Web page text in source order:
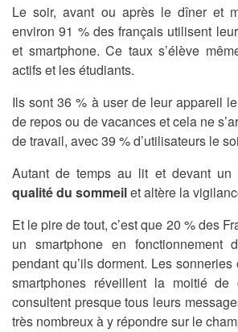
Le soir, avant ou après le dîner et
environ 91 % des français utilisent
et smartphone. Ce taux s’élève
actifs et les étudiants.
Ils sont 36 % à user de leur appareil
de repos ou de vacances et cela ne
de travail, avec 39 % d’utilisateurs le
Autant de temps au lit et devant un
qualité du sommeilet altère la
Et le pire de tout, c’est que 20 % des
un smartphone en fonctionnement
pendant qu’ils dorment. Les
smartphones réveillent la moitié de
consultent presque tous leurs
très nombreux à y répondre sur le